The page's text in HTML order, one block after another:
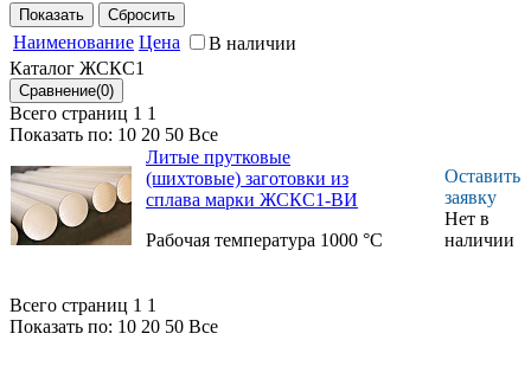
Для деталей ГТУ с
монокристаллической
структурой,
работающих при
температуре 1000 °C
институт" -
Наименование Цена
В наличии
Каталог ЖСКС1
Всего страниц 1 1
Показать по: 10 20 50 Все
Литые прутковые
(шихтовые) заготовки из
сплава марки ЖСКС1-ВИ
Рабочая температура 1000 °C
Оставить
заявку
Нет в
наличии
Всего страниц 1 1
Показать по: 10 20 50 Все